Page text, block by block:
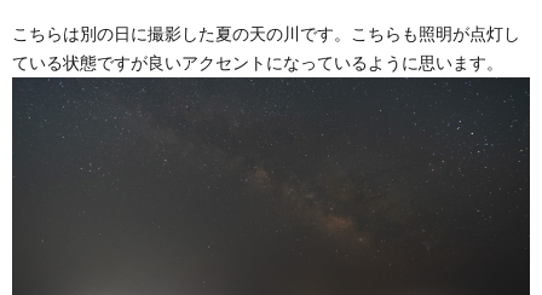
こちらは別の日に撮影した夏の天の川です。こちらも照明が点灯し
ている状態ですが良いアクセントになっているように思います。